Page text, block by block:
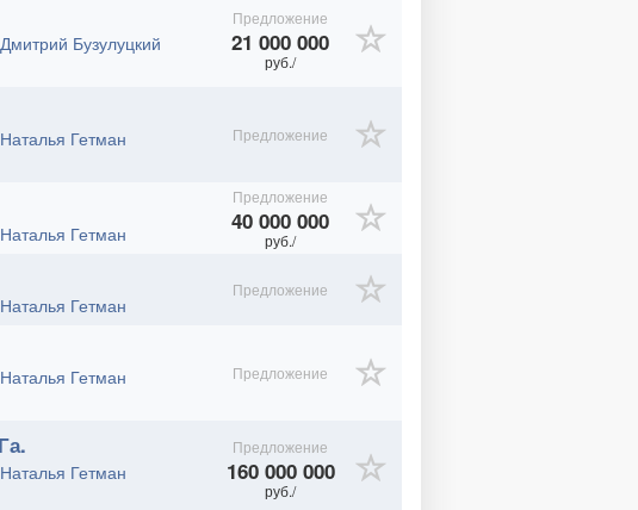
Предложение
21 000 000
руб./
Дмитрий Бузулуцкий
Предложение
Наталья Гетман
Предложение
40 000 000
руб./
Наталья Гетман
Предложение
Наталья Гетман
Предложение
Наталья Гетман
Предложение
160 000 000
руб./
Наталья Гетман